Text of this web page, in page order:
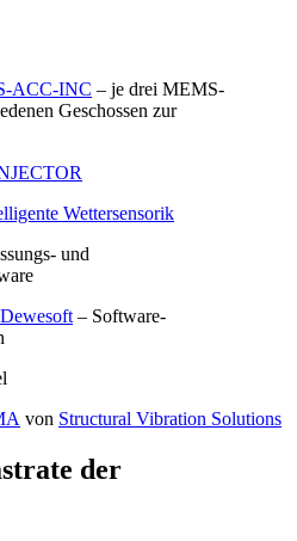
ACC-INC – je drei MEMS-
Geschossen zur
Wettersensorik
und
– Software-
von Structural Vibration Solutions
der